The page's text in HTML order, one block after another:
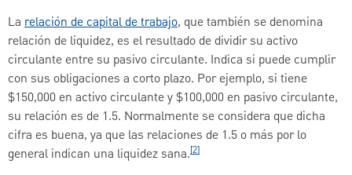
La relación de capital de trabajo, que también se denomina
relación de liquidez, es el resultado de dividir su activo
circulante entre su pasivo circulante. Indica si puede cumplir
con sus obligaciones a corto plazo. Por ejemplo, si tiene
$150,000 en activo circulante y $100,000 en pasivo circulante,
su relación es de 1.5. Normalmente se considera que dicha
cifra es buena, ya que las relaciones de 1.5 o más por lo
general indican una liquidez sana.[2]